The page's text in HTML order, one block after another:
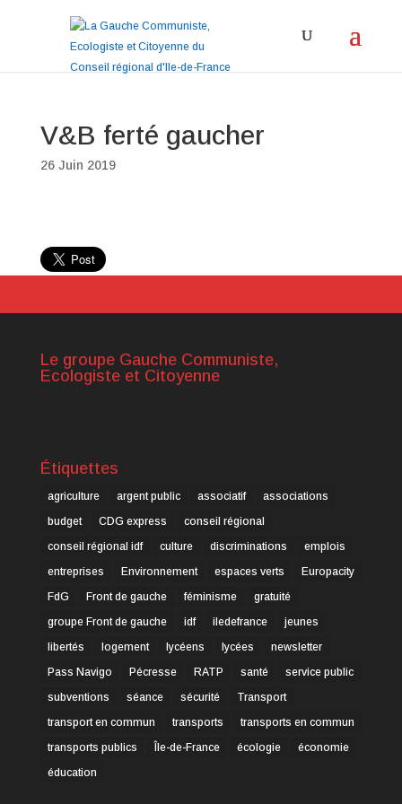
V&B ferté gaucher
26 Juin 2019
Le groupe Gauche Communiste,
Ecologiste et Citoyenne
Étiquettes
agriculture argent public associatif
associations
budget
CDG express
conseil régional
conseil régional idf
culture discriminations
emplois
entreprises
Environnement espaces verts
Europacity
FdG
Front de gauche féminisme
gratuité
groupe Front de gauche
idf iledefrance
jeunes
libertés
logement lycéens lycées
newsletter
Pass Navigo
Pécresse RATP santé
service public
subventions
séance sécurité
Transport
transport en commun
transports
transports en commun
transports publics
Île-de-France écologie
économie
éducation